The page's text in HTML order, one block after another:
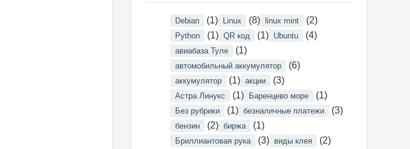
Debian (1) Linux (8) linux mint (2)
Python (1) QR код (1) Ubuntu (4)
авиабаза Туле (1)
автомобильный аккумулятор (6)
аккумулятор (1) акции (3)
Астра Линукс (1) Баренцево море (1)
Без рубрики (1) безналичные платежи (3)
бензин (2) биржа (1)
Бриллиантовая рука (3) виды клея (2)